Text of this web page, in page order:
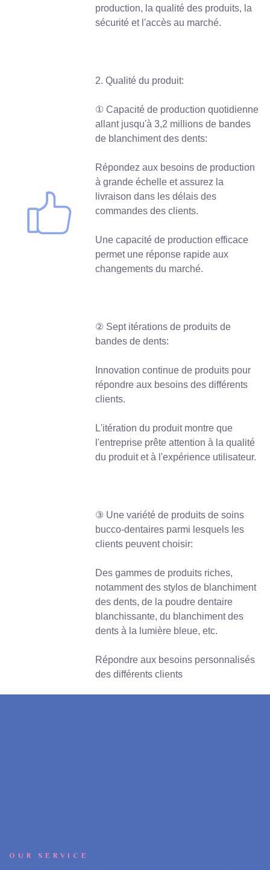
production, la qualité des produits, la
sécurité et l'accès au marché.
2. Qualité du produit:
① Capacité de production quotidienne
allant jusqu'à 3,2 millions de bandes
de blanchiment des dents:
Répondez aux besoins de production
à grande échelle et assurez la
livraison dans les délais des
commandes des clients.
Une capacité de production efficace
permet une réponse rapide aux
changements du marché.
② Sept itérations de produits de
bandes de dents:
Innovation continue de produits pour
répondre aux besoins des différents
clients.
L'itération du produit montre que
l'entreprise prête attention à la qualité
du produit et à l'expérience utilisateur.
③ Une variété de produits de soins
bucco-dentaires parmi lesquels les
clients peuvent choisir:
Des gammes de produits riches,
notamment des stylos de blanchiment
des dents, de la poudre dentaire
blanchissante, du blanchiment des
dents à la lumière bleue, etc.
Répondre aux besoins personnalisés
des différents clients
OUR SERVICE